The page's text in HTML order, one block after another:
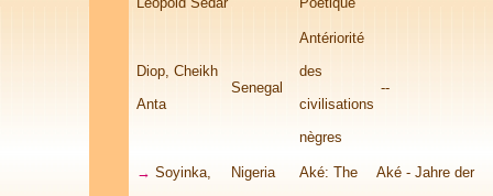
Diop, Cheikh
Anta
Senegal
Antériorité
des
civilisations
nègres
--
→ Soyinka,
Nigeria
Aké: The
Aké - Jahre der